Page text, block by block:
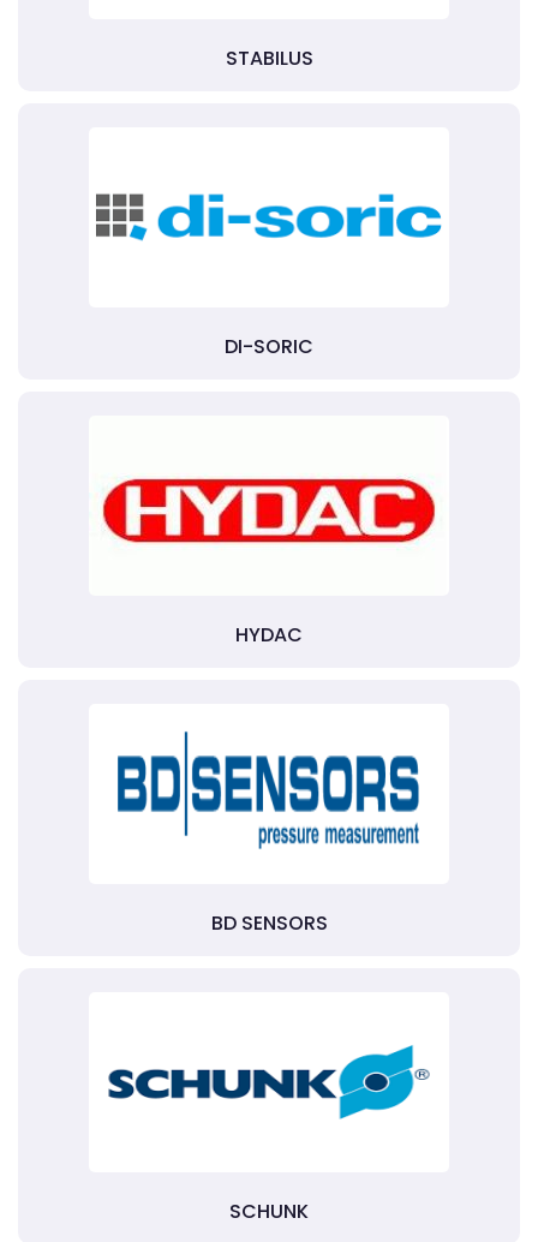
STABILUS
DI-SORIC
HYDAC
BD SENSORS
SCHUNK